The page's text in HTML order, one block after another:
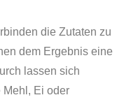
die Zutaten zu
dem Ergebnis eine
lassen sich
Mehl, Ei oder